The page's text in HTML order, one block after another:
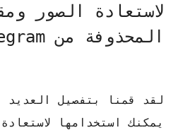
لاستعادة الصور
المحذوفة من Telegram
لقد قمنا بتفصيل العديد
يمكنك استخدامها